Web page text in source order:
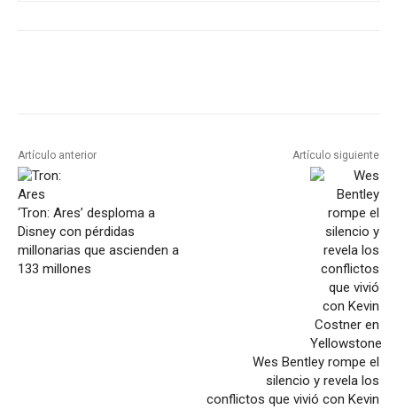
Artículo anterior
‘Tron: Ares’ desploma a
Disney con pérdidas
millonarias que ascienden a
133 millones
Artículo siguiente
Wes Bentley rompe el
silencio y revela los
conflictos que vivió con Kevin